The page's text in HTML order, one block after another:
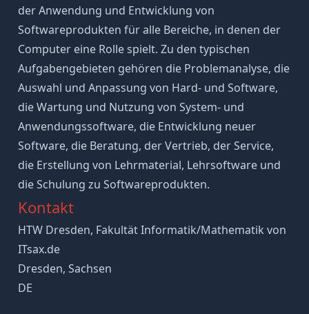
der Anwendung und Entwicklung von
Softwareprodukten für alle Bereiche, in denen der
Computer eine Rolle spielt. Zu den typischen
Aufgabengebieten gehören die Problemanalyse, die
Auswahl und Anpassung von Hard- und Software,
die Wartung und Nutzung von System- und
Anwendungssoftware, die Entwicklung neuer
Software, die Beratung, der Vertrieb, der Service,
die Erstellung von Lehrmaterial, Lehrsoftware und
die Schulung zu Softwareprodukten.
Kontakt
HTW Dresden, Fakultät Informatik/Mathematik von
ITsax.de
Dresden, Sachsen
DE